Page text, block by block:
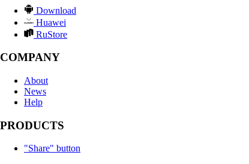
Download
Huawei
RuStore
COMPANY
About
News
Help
PRODUCTS
"Share" button